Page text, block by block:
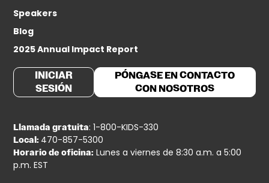
Speakers
Blog
2025 Annual Impact Report
INICIAR
SESIÓN
PÓNGASE EN CONTACTO
CON NOSOTROS
Llamada gratuita: 1-800-KIDS-330
Local: 470-857-5300
Horario de oficina: Lunes a viernes de 8:30 a.m. a 5:00
p.m. EST